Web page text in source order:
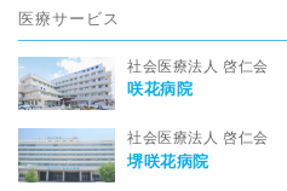
医療サービス
社会医療法人 啓仁会
咲花病院
社会医療法人 啓仁会
堺咲花病院